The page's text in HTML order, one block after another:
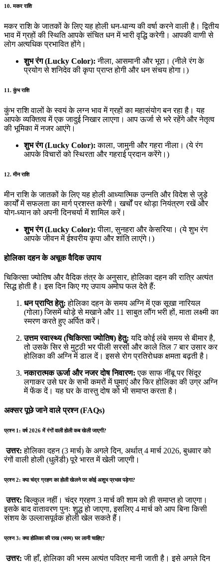
10. मकर राशि
मकर राशि के जातकों के लिए यह होली धन-धान्य की वर्षा करने वाली है। द्वितीय
भाव में ग्रहों की स्थिति आपके संचित धन में भारी वृद्धि करेगी। आपकी वाणी से
लोग अत्यधिक प्रभावित होंगे।
शुभ रंग (Lucky Color): नीला, आसमानी और भूरा। (नीले रंग के
प्रयोग से शनिदेव की कृपा प्राप्त होगी और धन संचय होगा।)
11. कुंभ राशि
कुंभ राशि वालों के स्वयं के लग्न भाव में ग्रहों का महासंयोग बन रहा है। यह
आपके व्यक्तित्व में एक जादुई निखार लाएगा। आप ऊर्जा से भरे रहेंगे और नेतृत्व
की भूमिका में नजर आएंगे।
शुभ रंग (Lucky Color): काला, जामुनी और गहरा नीला। (ये रंग
आपके विचारों को स्थिरता और गहराई प्रदान करेंगे।)
12. मीन राशि
मीन राशि के जातकों के लिए यह होली आध्यात्मिक उन्नति और विदेश से जुड़े
कार्यों में सफलता का मार्ग प्रशस्त करेगी। खर्चों पर थोड़ा नियंत्रण रखें और
योग-ध्यान को अपनी दिनचर्या में शामिल करें।
शुभ रंग (Lucky Color): पीला, सुनहरा और केसरिया। (ये शुभ रंग
आपके जीवन में ईश्वरीय कृपा और शांति लाएंगे।)
होलिका दहन के अचूक वैदिक उपाय
चिकित्सा ज्योतिष और वैदिक तंत्र के अनुसार, होलिका दहन की रात्रि अत्यंत
सिद्ध होती है। इस दिन किए गए उपाय अमोघ फल देते हैं:
धन प्राप्ति हेतु: होलिका दहन के समय अग्नि में एक सूखा नारियल
(गोला) जिसमें थोड़े से मखाने और 11 साबुत लौंग भरी हों, माता लक्ष्मी का
स्मरण करते हुए अर्पित करें।
उत्तम स्वास्थ्य (चिकित्सा ज्योतिष) हेतु: यदि कोई लंबे समय से बीमार है,
तो उसके सिर से मुट्ठी भर पीली सरसों और काले तिल 7 बार उसार कर
होलिका की अग्नि में डाल दें। इससे रोग प्रतिरोधक क्षमता बढ़ती है।
नकारात्मक ऊर्जा और नजर दोष निवारण: एक साफ नींबू पर सिंदूर
लगाकर उसे घर के सभी कमरों में घुमाएं और फिर होलिका की उग्र अग्नि
में फेंक दें। यह घर के वास्तु दोष को भी समाप्त करता है।
अक्सर पूछे जाने वाले प्रश्न (FAQs)
प्रश्न 1: वर्ष 2026 में रंगों वाली होली कब खेली जाएगी?
उत्तर: होलिका दहन (3 मार्च) के अगले दिन, अर्थात् 4 मार्च 2026, बुधवार को
रंगों वाली होली (धुलेंडी) पूरे भारत में खेली जाएगी।
प्रश्न 2: क्या चंद्र ग्रहण का होली खेलने पर कोई अशुभ प्रभाव पड़ेगा?
उत्तर: बिल्कुल नहीं। चंद्र ग्रहण 3 मार्च की शाम को ही समाप्त हो जाएगा।
इसके बाद वातावरण पुनः शुद्ध हो जाएगा, इसलिए 4 मार्च को आप बिना किसी
संशय के उल्लासपूर्वक होली खेल सकते हैं।
प्रश्न 3: क्या होलिका की राख (भस्म) घर लानी चाहिए?
उत्तर: जी हाँ, होलिका की भस्म अत्यंत पवित्र मानी जाती है। इसे अगले दिन